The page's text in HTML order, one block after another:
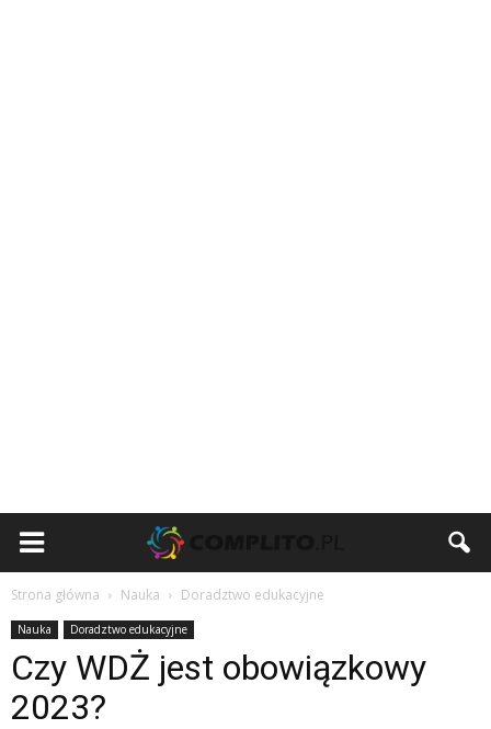
Strona główna Nauka Doradztwo edukacyjne
Nauka Doradztwo edukacyjne
Czy WDŻ jest obowiązkowy
2023?